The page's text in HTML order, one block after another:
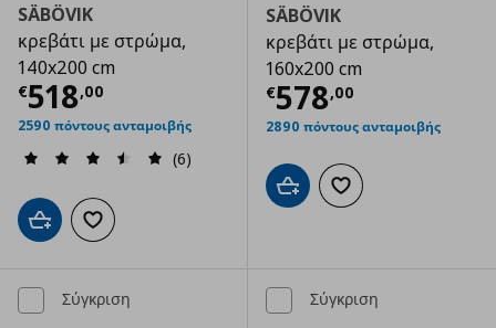
SÄBÖVIK
κρεβάτι με στρώμα,
140x200 cm
€518,00
Τρέχουσα τιμή € 518,00
2590 πόντους ανταμοιβής
(6)
Προσθήκη στο καλάθι
Προσθήκη στα αγαπημένα
SÄBÖVIK
κρεβάτι με στρώμα,
160x200 cm
€578,00
Τρέχουσα
2890 πόντους ανταμοιβής
Προσθήκη στο καλάθι
Προσθήκη στα
Σύγκριση Σύγκριση